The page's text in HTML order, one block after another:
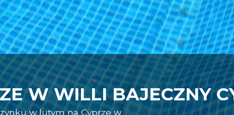
W WILLI BAJECZNY
w lutym na Cyprze w